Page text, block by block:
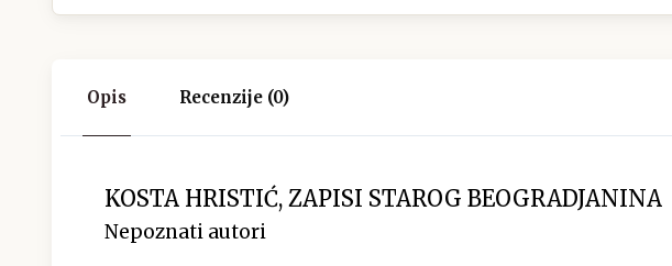
Opis Recenzije (0)
KOSTA HRISTIĆ, ZAPISI STAROG BEOGRADJANINA
Nepoznati autori